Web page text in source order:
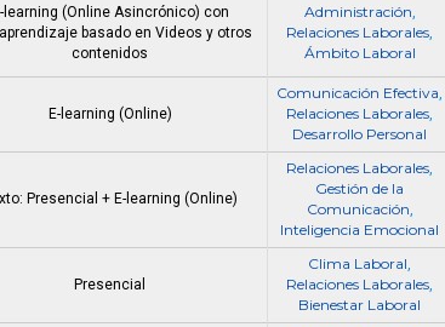
learning (Online Asincrónico) con
basado en Videos y otros
contenidos
Administración,
Relaciones Laborales,
Ámbito Laboral
E-learning (Online)
Comunicación Efectiva,
Relaciones Laborales,
Desarrollo Personal
Presencial + E-learning (Online)
Relaciones Laborales,
Gestión de la
Comunicación,
Inteligencia Emocional
Presencial
Clima Laboral,
Relaciones Laborales,
Bienestar Laboral